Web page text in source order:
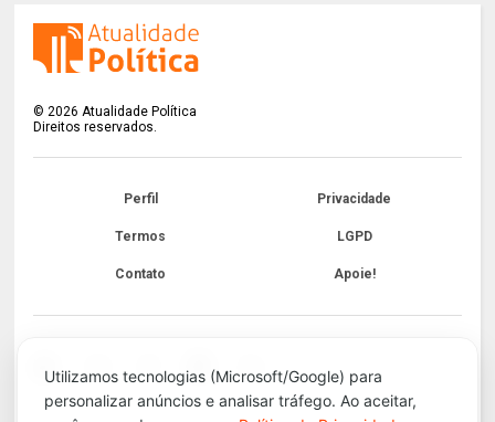
Utilizamos tecnologias (Microsoft/Google) para
personalizar anúncios e analisar tráfego. Ao aceitar,
©2026 Atualidade Política
Direitos reservados.
Perfil Privacidade
Termos LGPD
Contato Apoie!